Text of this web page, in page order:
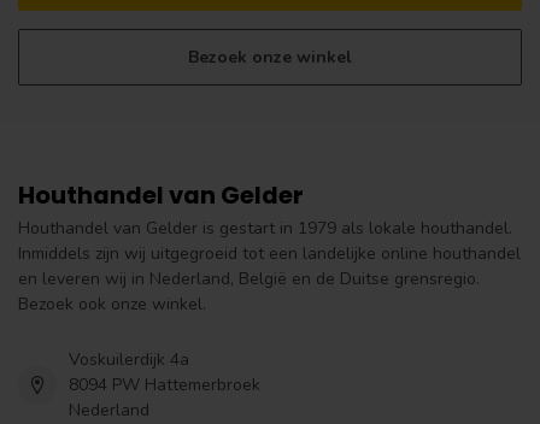
Bezoek onze winkel
Houthandel van Gelder
Houthandel van Gelder is gestart in 1979 als lokale houthandel.
Inmiddels zijn wij uitgegroeid tot een landelijke online houthandel
en leveren wij in Nederland, België en de Duitse grensregio.
Bezoek ook onze winkel.
Voskuilerdijk 4a
8094 PW Hattemerbroek
Nederland